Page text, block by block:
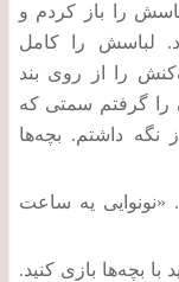
را باز کردم و
. لباسش را کامل
را از روی بند
را گرفتم سمتی که
نگه داشتم. بچه‌ها
. «نونوایی یه ساعت
با بچه‌ها بازی کنید.